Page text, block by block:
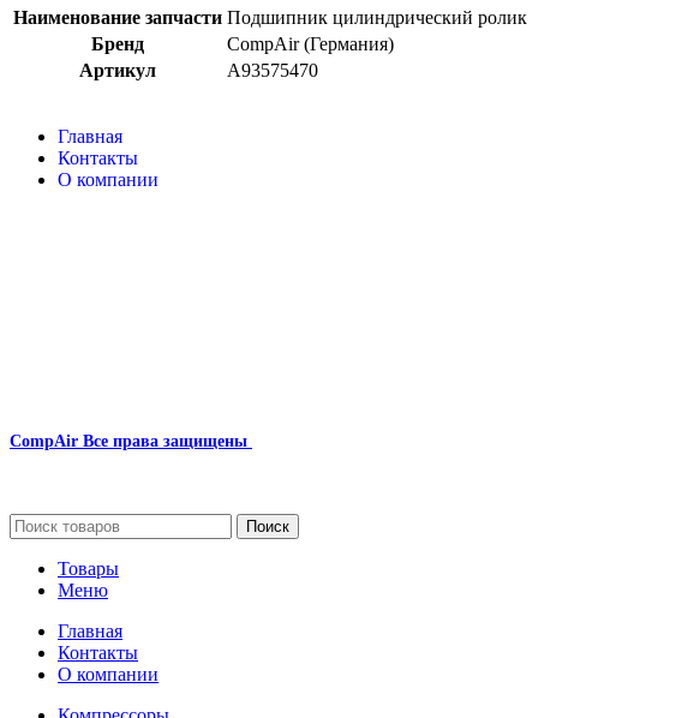
Наименование запчасти Подшипник цилиндрический ролик
Бренд
CompAir (Германия)
Артикул
A93575470
Главная
Контакты
О компании
CompAir Все права защищены
Поиск
Товары
Меню
Главная
Контакты
О компании